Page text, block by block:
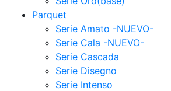
Parquet
Serie Amato -NUEVO-
Serie Cala -NUEVO-
Serie Cascada
Serie Disegno
Serie Intenso